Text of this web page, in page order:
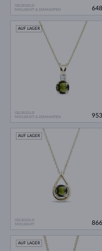
GELBGOLD
MOLDAVIT & DIAMANTEN
GELBGOLD
MOLDAVIT & DIAMANTEN
AUF LAGER
GELBGOLD
MOLDAVIT
AUF LAGER
AUF LAGER